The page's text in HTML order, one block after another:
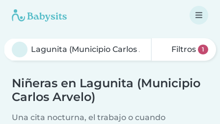
Filtros 1
Niñeras en Lagunita (Municipio
Carlos Arvelo)
Una cita nocturna, el trabajo o cuando